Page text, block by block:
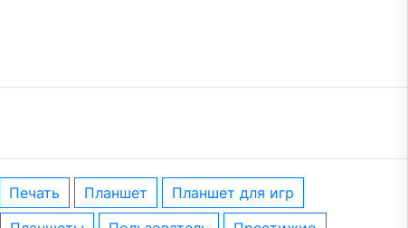
печать планшет
планшет для игр